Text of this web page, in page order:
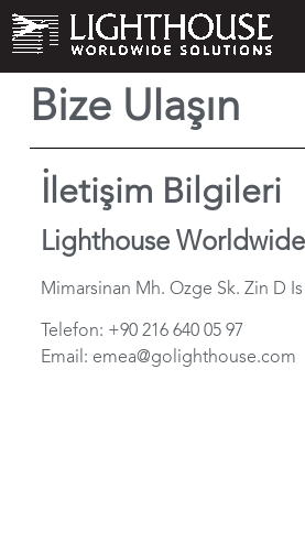
Bize UIaşın
İletişim Bilgileri
Lighthouse
Mimarsinan Mh. Ozge Sk. Zin D
Telefon: +90 216 640 05 97
Email: emea@golighthouse.com